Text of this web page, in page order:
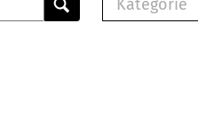
Kategorie